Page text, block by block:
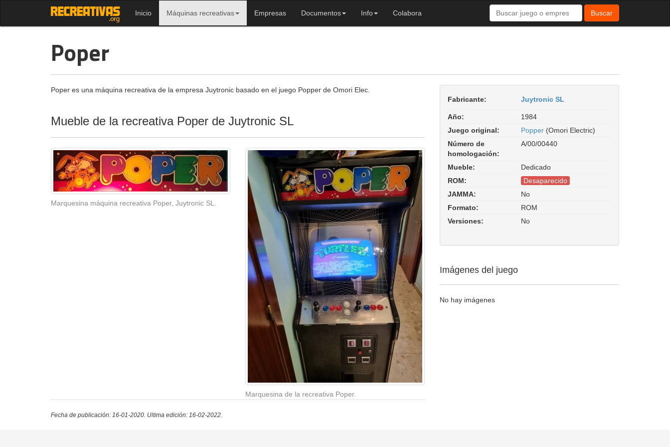
Inicio Máquinas recreativas Empresas Documentos Info Colabora Buscar
Poper
Poper es una máquina recreativa de la empresa Juytronic basado en el juego Popper de Omori Elec.
Mueble de la recreativa Poper de Juytronic SL
Marquesina máquina recreativa Poper, Juytronic SL.
Marquesina de la recreativa Poper.
Fabricante: Juytronic SL
Año:
1984
Juego original:
Popper (Omori Electric)
Número de
homologación:
A/00/00440
Mueble:
Dedicado
ROM:
Desaparecido
JAMMA:
No
Formato:
ROM
Versiones:
No
Imágenes del juego
No hay imágenes
Fecha de publicación: 16-01-2020. Ultima edición: 16-02-2022.